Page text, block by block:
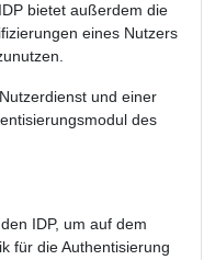
bietet außerdem die
eines Nutzers
und einer
des
IDP, um auf dem
für die Authentisierung